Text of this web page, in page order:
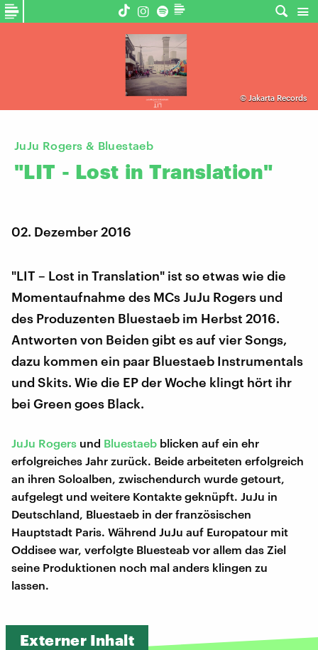
© Jakarta Records
JuJu Rogers & Bluestaeb
"LIT - Lost in Translation"
02. Dezember 2016
"LIT – Lost in Translation" ist so etwas wie die
Momentaufnahme des MCs JuJu Rogers und
des Produzenten Bluestaeb im Herbst 2016.
Antworten von Beiden gibt es auf vier Songs,
dazu kommen ein paar Bluestaeb Instrumentals
und Skits. Wie die EP der Woche klingt hört ihr
bei Green goes Black.
JuJu Rogers und Bluestaeb blicken auf ein ehr
erfolgreiches Jahr zurück. Beide arbeiteten erfolgreich
an ihren Soloalben, zwischendurch wurde getourt,
aufgelegt und weitere Kontakte geknüpft. JuJu in
Deutschland, Bluestaeb in der französischen
Hauptstadt Paris. Während JuJu auf Europatour mit
Oddisee war, verfolgte Bluesteab vor allem das Ziel
seine Produktionen noch mal anders klingen zu
lassen.
Externer Inhalt